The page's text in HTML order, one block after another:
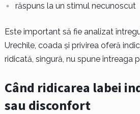
răspuns la un stimul necunoscut
Este important să fie analizat
Urechile, coada și privirea oferă
ridicată, singură, nu spune întreaga
Când ridicarea labei
sau disconfort